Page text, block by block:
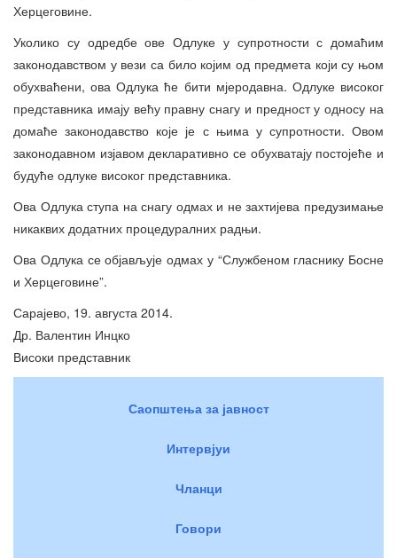
Херцеговине.
Уколико су одредбе ове Одлуке у супротности с домаћим
законодавством у вези са било којим од предмета који су њом
обухваћени, ова Одлука ће бити мјеродавна. Одлуке високог
представника имају већу правну снагу и предност у односу на
домаће законодавство које је с њима у супротности. Овом
законодавном изјавом декларативно се обухватају постојеће и
будуће одлуке високог представника.
Ова Одлука ступа на снагу одмах и не захтијева предузимање
никаквих додатних процедуралних радњи.
Ова Одлука се објављује одмах у “Службеном гласнику Босне
и Херцеговине”.
Сарајево, 19. августа 2014.
Др. Валентин Инцко
Високи представник
Саопштења за јавност
Интервјуи
Чланци
Говори